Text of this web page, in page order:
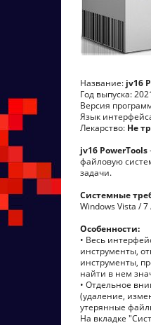
Название: jv16
Год выпуска:
Версия
Язык
Лекарство: Не
jv16 PowerTools
файловую
задачи.
Системные
Windows Vista / 7
Особенности:
• Весь
инструменты,
инструменты,
найти в нем
• Отдельное
(удаление,
утерянные
На вкладке